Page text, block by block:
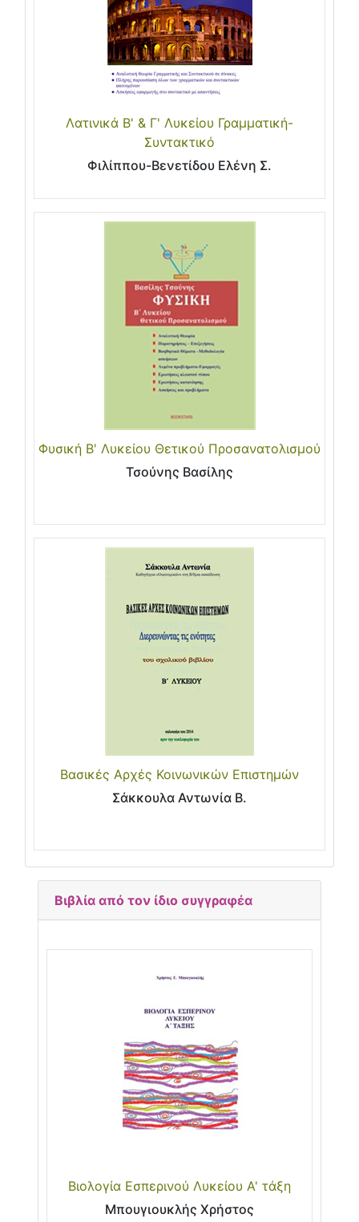
Λατινικά Β' & Γ' Λυκείου Γραμματική-
Συντακτικό
Φιλίππου-Βενετίδου Ελένη Σ.
Φυσική Β' Λυκείου Θετικού Προσανατολισμού
Τσούνης Βασίλης
Βασικές Αρχές Κοινωνικών Επιστημών
Σάκκουλα Αντωνία Β.
Βιβλία από τον ίδιο συγγραφέα
Βιολογία Εσπερινού Λυκείου Α' τάξη
Μπουγιουκλής Χρήστος